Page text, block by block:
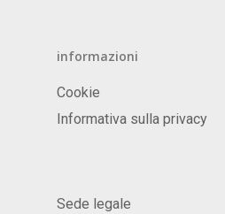
informazioni
Cookie
Informativa sulla privacy
Sede legale